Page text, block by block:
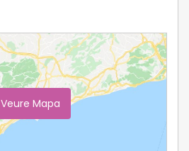
Veure Mapa